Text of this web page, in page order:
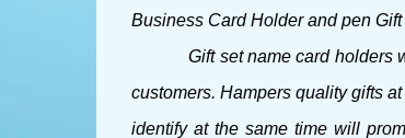
Business Card Holder and pen
Gift set name card holders
customers. Hampers quality gifts
identify at the same time will